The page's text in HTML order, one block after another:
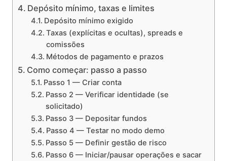
Depósito mínimo, taxas e limites
Depósito mínimo exigido
Taxas (explícitas e ocultas), spreads e
comissões
Métodos de pagamento e prazos
Como começar: passo a passo
Passo 1 — Criar conta
Passo 2 — Verificar identidade (se
solicitado)
Passo 3 — Depositar fundos
Passo 4 — Testar no modo demo
Passo 5 — Definir gestão de risco
Passo 6 — Iniciar/pausar operações e sacar